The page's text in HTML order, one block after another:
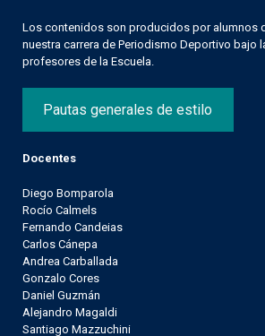
Los contenidos son producidos por alumnos
nuestra carrera de Periodismo Deportivo bajo
profesores de la Escuela.
Pautas generales de estilo
Docentes
Diego Bomparola
Rocío Calmels
Fernando Candeias
Carlos Cánepa
Andrea Carballada
Gonzalo Cores
Daniel Guzmán
Alejandro Magaldi
Santiago Mazzuchini